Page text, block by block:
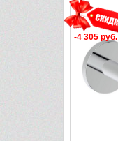
-4 305 руб.